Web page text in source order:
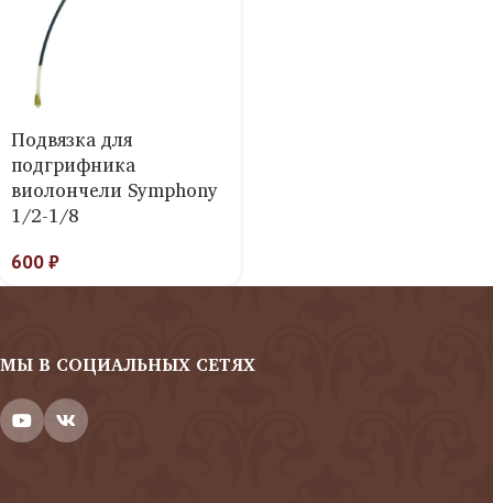
Подвязка для
подгрифника
виолончели Symphony
1/2-1/8
600₽
МЫ В СОЦИАЛЬНЫХ СЕТЯХ